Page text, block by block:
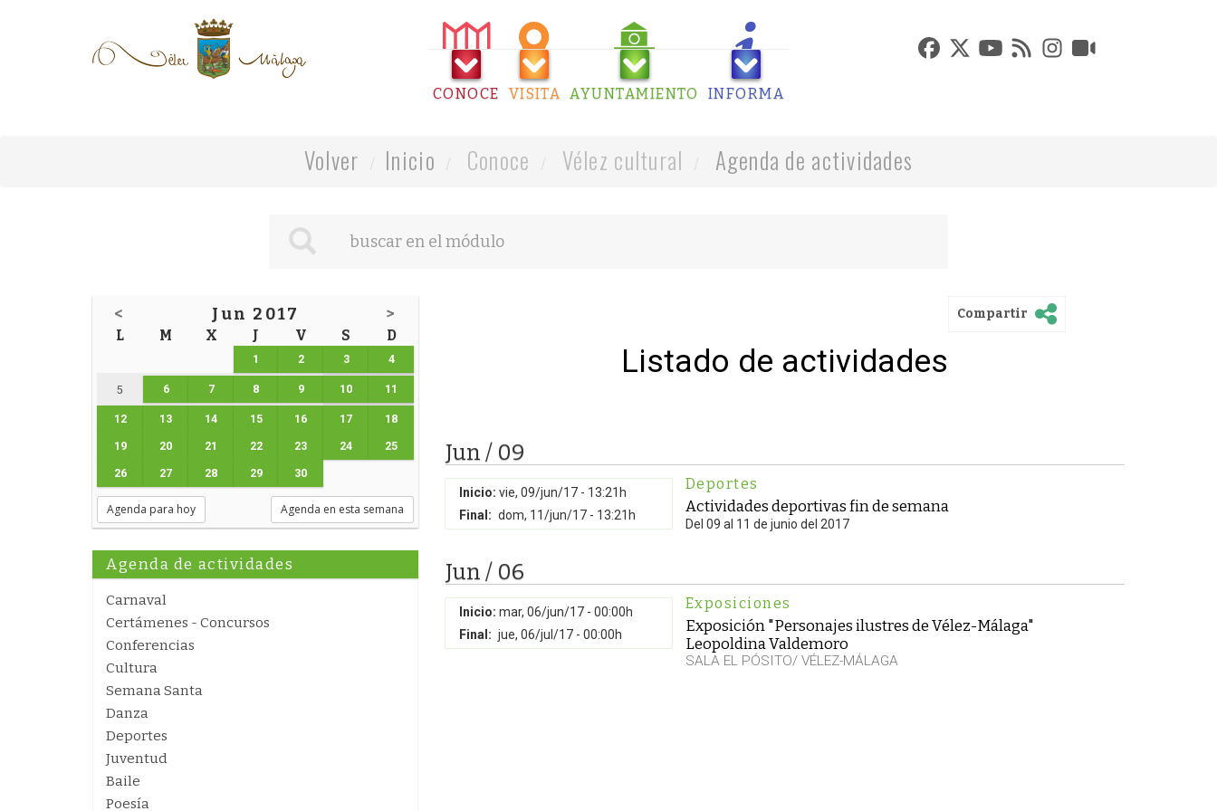
CONOCE VISITA AYUNTAMIENTO INFORMA
Volver Inicio Conoce Vélez cultural Agenda de actividades
< Jun 2017 >
L M X J V S D
1 2 3 4
5 6 7 8 9 10 11
12 13 14 15 16 17 18
19 20 21 22 23 24 25
26 27 28 29 30
Agenda para hoy Agenda en esta semana
Agenda de actividades
Carnaval
Certámenes - Concursos
Conferencias
Cultura
Semana Santa
Danza
Deportes
Juventud
Baile
Poesía
Compartir
Listado de actividades
Jun / 09
Inicio: vie, 09/jun/17 - 13:21h
Final: dom, 11/jun/17 - 13:21h
Deportes
Actividades deportivas fin de semana
Del 09 al 11 de junio del 2017
Jun / 06
Inicio: mar, 06/jun/17 - 00:00h
Final: jue, 06/jul/17 - 00:00h
Exposiciones
Exposición "Personajes ilustres de Vélez-Málaga"
Leopoldina Valdemoro
SALA EL PÓSITO/ VÉLEZ-MÁLAGA